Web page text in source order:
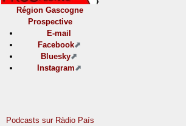
Région Gascogne
Prospective
E-mail
Facebook
Bluesky
Instagram
Podcasts sur Ràdio País